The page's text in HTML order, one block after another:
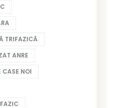
TRIFAZICĂ
ANRE
CASE NOI